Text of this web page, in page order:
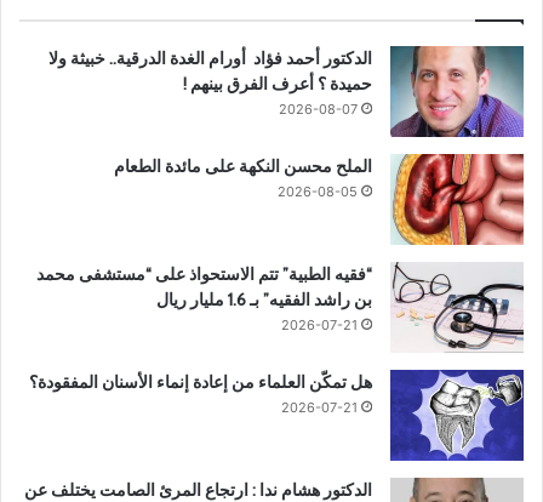
الدكتور أحمد فؤاد أورام الغدة الدرقية.. خبيثة ولا
حميدة ؟ أعرف الفرق بينهم !
2026-08-07
الملح محسن النكهة على مائدة الطعام
2026-08-05
“فقيه الطبية” تتم الاستحواذ على “مستشفى محمد
بن راشد الفقيه” بـ 1.6 مليار ريال
2026-07-21
هل تمكّن العلماء من إعادة إنماء الأسنان المفقودة؟
2026-07-21
الدكتور هشام ندا : ارتجاع المرئ الصامت يختلف عن